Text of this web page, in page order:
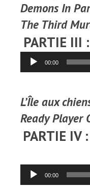
Demons In
The Third
PARTIE III
00:00
L’Île aux
Ready Player
PARTIE IV
00:00